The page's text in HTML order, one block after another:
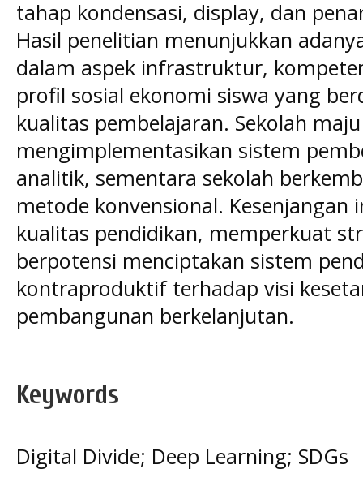
tahap kondensasi, display, dan
Hasil penelitian menunjukkan
dalam aspek infrastruktur,
profil sosial ekonomi siswa yang
kualitas pembelajaran. Sekolah
mengimplementasikan sistem
analitik, sementara sekolah
metode konvensional.
kualitas pendidikan, memperkuat
berpotensi menciptakan sistem
kontraproduktif terhadap visi
pembangunan berkelanjutan.
Keywords
Digital Divide; Deep Learning; SDGs